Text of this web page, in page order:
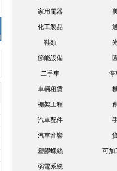
家用電器
化工製品
鞋類
節能設備
二手車 停
車輛租賃
棚架工程
汽車配件
汽車音響
塑膠螺絲 可加
弱電系統